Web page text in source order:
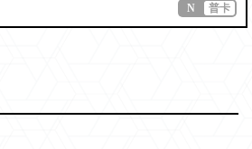
N 普卡